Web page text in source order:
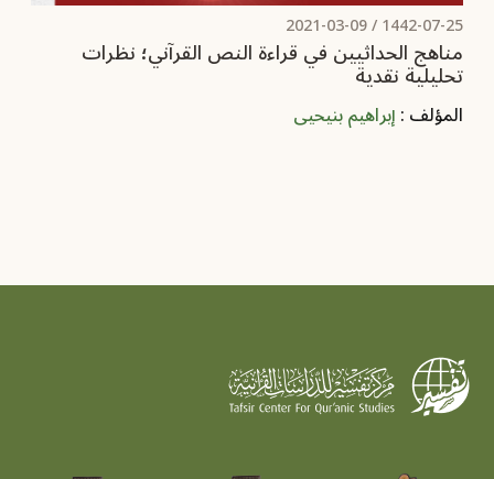
1442-07-25 /
2021-03-09
مناهج الحداثيين في قراءة النص القرآني؛ نظرات
تحليلية نقدية
المؤلف :إبراهيم بنيحيى